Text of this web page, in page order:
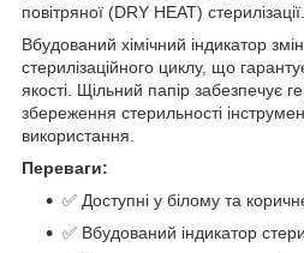
повітряної (DRY HEAT) стерилізації.
Вбудований хімічний індикатор
стерилізаційного циклу, що
якості. Щільний папір забезпечує
збереження стерильності
використання.
Переваги:
✅ Доступні у білому та
✅ Вбудований індикатор